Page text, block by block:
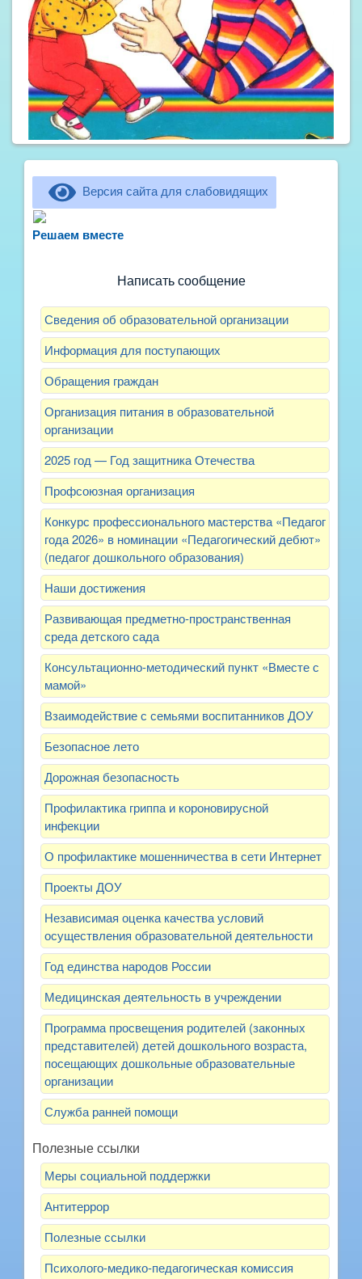
Версия сайта для слабовидящих
Решаем вместерассказать о воспитателях? Знаете, как
Написать сообщение
Сведения об образовательной организации
Информация для поступающих
Обращения граждан
Организация питания в образовательной
организации
2025 год — Год защитника Отечества
Профсоюзная организация
Конкурс профессионального мастерства «Педагог
года 2026» в номинации «Педагогический дебют»
(педагог дошкольного образования)
Наши достижения
Развивающая предметно-пространственная
среда детского сада
Консультационно-методический пункт «Вместе с
мамой»
Взаимодействие с семьями воспитанников ДОУ
Безопасное лето
Дорожная безопасность
Профилактика гриппа и короновирусной
инфекции
О профилактике мошенничества в сети Интернет
Проекты ДОУ
Независимая оценка качества условий
осуществления образовательной деятельности
Год единства народов России
Медицинская деятельность в учреждении
Программа просвещения родителей (законных
представителей) детей дошкольного возраста,
посещающих дошкольные образовательные
организации
Служба ранней помощи
Полезные ссылки
Меры социальной поддержки
Антитеррор
Полезные ссылки
Психолого-медико-педагогическая комиссия